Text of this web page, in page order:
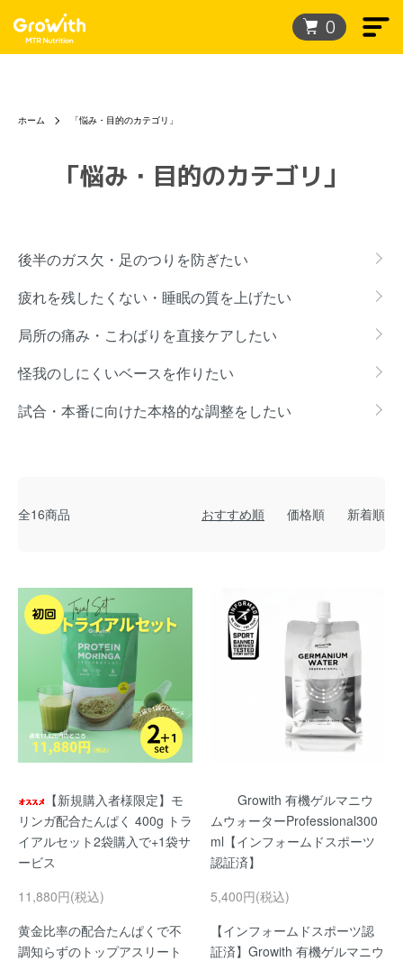
0
ホーム 「悩み・目的のカテゴリ」
「悩み・目的のカテゴリ」
後半のガス欠・足のつりを防ぎたい
疲れを残したくない・睡眠の質を上げたい
局所の痛み・こわばりを直接ケアしたい
怪我のしにくいベースを作りたい
試合・本番に向けた本格的な調整をしたい
全16商品 おすすめ順 価格順 新着順
【新規購入者様限定】モ
リンガ配合たんぱく 400g トラ
イアルセット2袋購入で+1袋サ
ービス
11,880円(税込)
黄金比率の配合たんぱくで不
調知らずのトップアスリート
Growith 有機ゲルマニウ
ムウォーターProfessional300
ml【インフォームドスポーツ
認証済】
5,400円(税込)
【インフォームドスポーツ認
証済】Growith 有機ゲルマニウ